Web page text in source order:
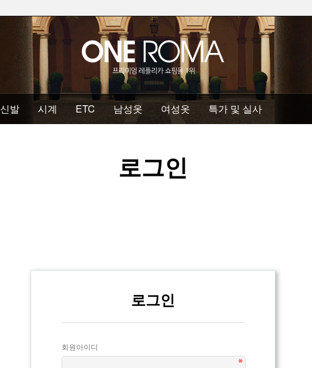
신발 시계 ETC 남성옷 여성옷 특가 및 실사
로그인
로그인
회원아이디